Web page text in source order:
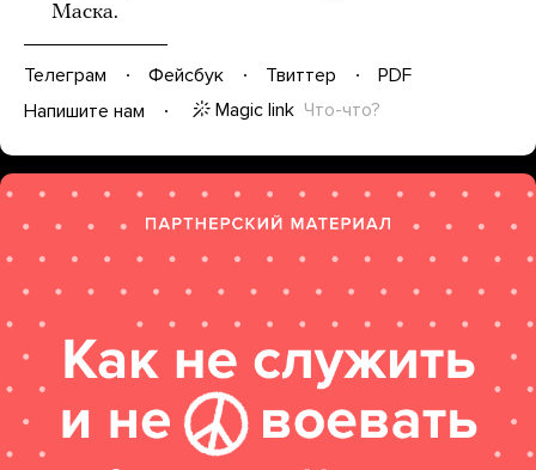
Маска.
Телеграм Фейсбук Твиттер
PDF
Напишите нам
Magic link Что-что?